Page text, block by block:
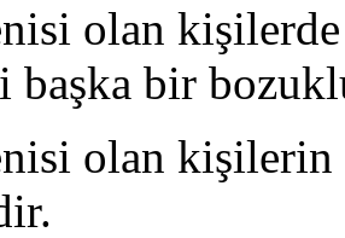
olan
başka bir
olan kişilerin